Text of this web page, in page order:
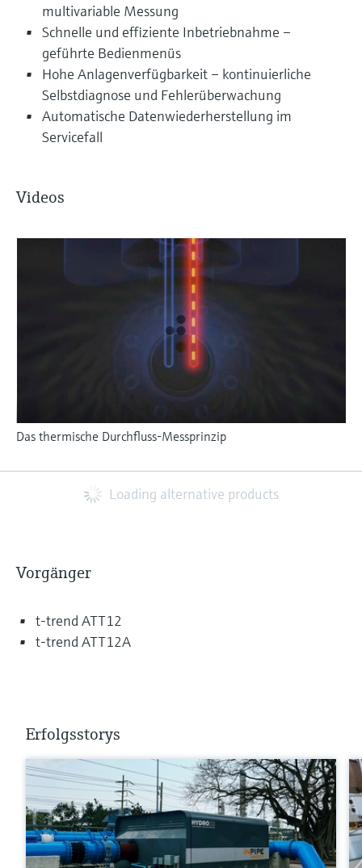
multivariable Messung
Schnelle und effiziente Inbetriebnahme –
geführte Bedienmenüs
Hohe Anlagenverfügbarkeit – kontinuierliche
Selbstdiagnose und Fehlerüberwachung
Automatische Datenwiederherstellung im
Servicefall
Videos
Das thermische Durchfluss-Messprinzip
Loading alternative products
Vorgänger
t-trend ATT12
t-trend ATT12A
Erfolgsstorys